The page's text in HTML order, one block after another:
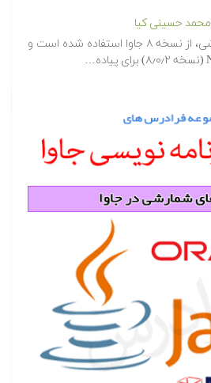
محمد حسینی کیا
در این مجموعه آموزشی، از نسخه ۸ جاوا استفاده شده است و